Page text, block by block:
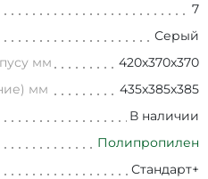
7
Серый
мм
420х370х370
мм
435х385х385
В наличии
Полипропилен
Стандарт+